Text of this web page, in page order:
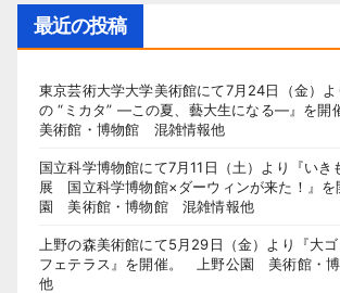
最近の投稿
東京芸術大学大学美術館にて7月24日（金）
の “ミカタ” ―この夏、藝大生になる―』を
美術館・博物館 混雑情報他
国立科学博物館にて7月11日（土）より『いき
展 国立科学博物館×ダーウィンが来た！』
園 美術館・博物館 混雑情報他
上野の森美術館にて5月29日（金）より『大
フェテラス』を開催。 上野公園 美術館・
他